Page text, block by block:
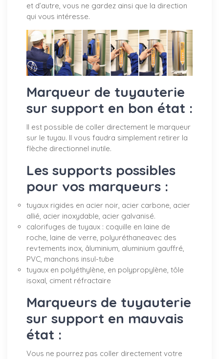
et d’autre, vous ne gardez ainsi que la direction
qui vous intéresse.
Marqueur de tuyauterie
sur support en bon état :
Il est possible de coller directement le marqueur
sur le tuyau. Il vous faudra simplement retirer la
flèche directionnel inutile.
Les supports possibles
pour vos marqueurs :
tuyaux rigides en acier noir, acier carbone, acier
allié, acier inoxydable, acier galvanisé.
calorifuges de tuyaux : coquille en laine de
roche, laine de verre, polyuréthaneavec des
revtements inox, âluminium, aluminium gauffré,
PVC, manchons insul-tube
tuyaux en polyéthylène, en polypropylène, tôle
isoxal, ciment réfractaire
Marqueurs de tuyauterie
sur support en mauvais
état :
Vous ne pourrez pas coller directement votre